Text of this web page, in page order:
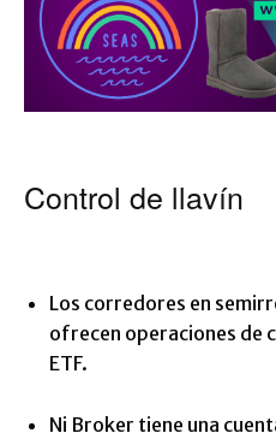
Control de llavín
Los corredores en
ofrecen operaciones de
ETF.
Ni Broker tiene una